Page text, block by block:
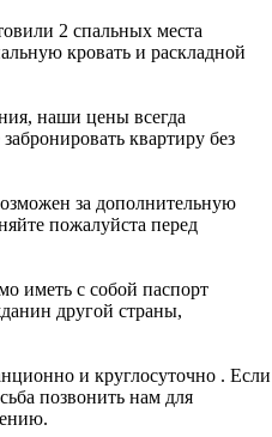
2 спальных места
кровать и раскладной
наши цены всегда
квартиру без
за дополнительную
пожалуйста перед
иметь с собой паспорт
другой страны,
и круглосуточно . Если
позвонить нам для